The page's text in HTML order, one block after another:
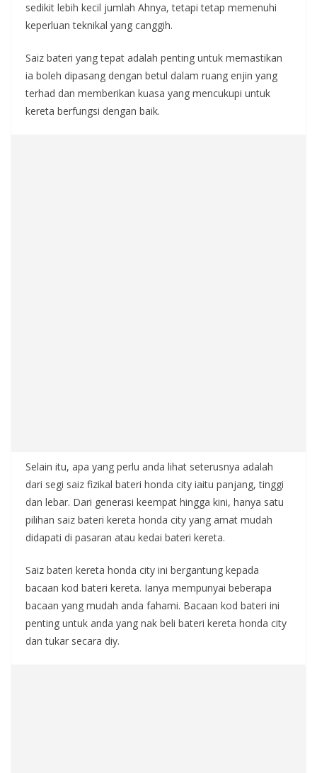
sedikit lebih kecil jumlah Ahnya, tetapi tetap memenuhi
keperluan teknikal yang canggih.
Saiz bateri yang tepat adalah penting untuk memastikan
ia boleh dipasang dengan betul dalam ruang enjin yang
terhad dan memberikan kuasa yang mencukupi untuk
kereta berfungsi dengan baik.
Selain itu, apa yang perlu anda lihat seterusnya adalah
dari segi saiz fizikal bateri honda city iaitu panjang, tinggi
dan lebar. Dari generasi keempat hingga kini, hanya satu
pilihan saiz bateri kereta honda city yang amat mudah
didapati di pasaran atau kedai bateri kereta.
Saiz bateri kereta honda city ini bergantung kepada
bacaan kod bateri kereta. Ianya mempunyai beberapa
bacaan yang mudah anda fahami. Bacaan kod bateri ini
penting untuk anda yang nak beli bateri kereta honda city
dan tukar secara diy.